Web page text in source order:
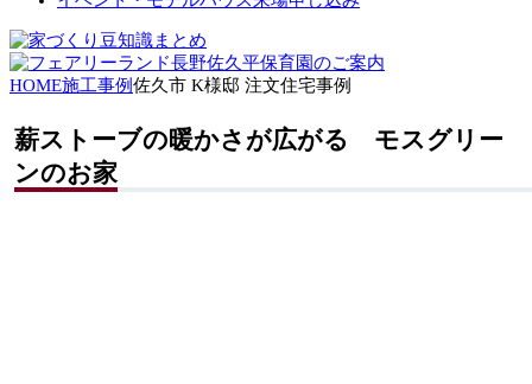
HOME施工事例佐久市 K様邸 注文住宅事例
薪ストーブの暖かさが広がる モスグリー
ンのお家